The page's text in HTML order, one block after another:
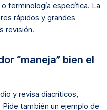
terminología específica. La
rápidos y grandes
revisión.
“maneja” bien el
y revisa diacríticos,
también un ejemplo de